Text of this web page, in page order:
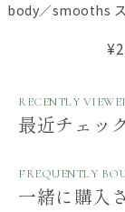
body／smooths
¥
RECENTLY
最近チェッ
FREQUENTLY
一緒に購入